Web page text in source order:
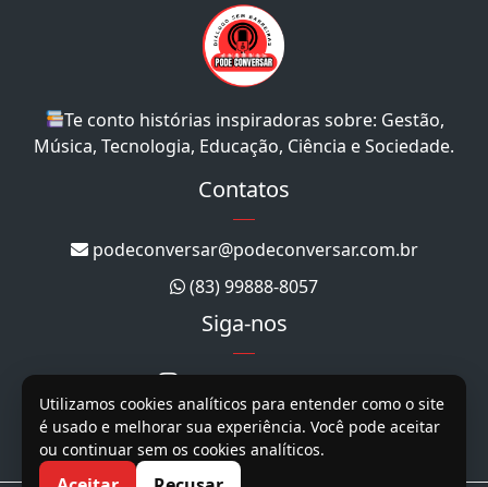
Te conto histórias inspiradoras sobre: Gestão,
Música, Tecnologia, Educação, Ciência e Sociedade.
Contatos
podeconversar@podeconversar.com.br
(83) 99888-8057
Siga-nos
@podeconversar_
@podeconversar
@podeconversar
Utilizamos cookies analíticos para entender como o site
é usado e melhorar sua experiência. Você pode aceitar
ou continuar sem os cookies analíticos.